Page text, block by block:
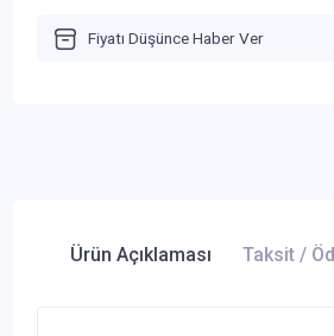
Fiyatı Düşünce Haber Ver
Ürün Açıklaması Taksit /